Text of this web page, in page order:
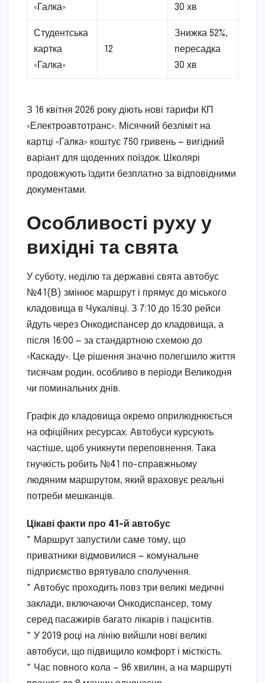
«Галка»
30 хв
Студентська
картка
«Галка»
12
Знижка 52%,
пересадка
30 хв
З 16 квітня 2026 року діють нові тарифи КП
«Електроавтотранс». Місячний безліміт на
картці «Галка» коштує 750 гривень — вигідний
варіант для щоденних поїздок. Школярі
продовжують їздити безплатно за відповідними
документами.
Особливості руху у
вихідні та свята
У суботу, неділю та державні свята автобус
№41(В) змінює маршрут і прямує до міського
кладовища в Чукалівці. З 7:10 до 15:30 рейси
йдуть через Онкодиспансер до кладовища, а
після 16:00 — за стандартною схемою до
«Каскаду». Це рішення значно полегшило життя
тисячам родин, особливо в періоди Великодня
чи поминальних днів.
Графік до кладовища окремо оприлюднюється
на офіційних ресурсах. Автобуси курсують
частіше, щоб уникнути переповнення. Така
гнучкість робить №41 по-справжньому
людяним маршрутом, який враховує реальні
потреби мешканців.
Цікаві факти про 41-й автобус
* Маршрут запустили саме тому, що
приватники відмовилися — комунальне
підприємство врятувало сполучення.
* Автобус проходить повз три великі медичні
заклади, включаючи Онкодиспансер, тому
серед пасажирів багато лікарів і пацієнтів.
* У 2019 році на лінію вийшли нові великі
автобуси, що підвищило комфорт і місткість.
* Час повного кола — 96 хвилин, а на маршруті